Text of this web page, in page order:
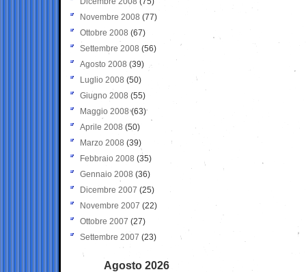
Novembre 2008 (77)
Ottobre 2008 (67)
Settembre 2008 (56)
Agosto 2008 (39)
Luglio 2008 (50)
Giugno 2008 (55)
Maggio 2008(63)
Aprile 2008 (50)
Marzo 2008 (39)
Febbraio 2008 (35)
Gennaio 2008 (36)
Dicembre 2007 (25)
Novembre 2007 (22)
Ottobre 2007 (27)
Settembre 2007 (23)
Agosto 2026